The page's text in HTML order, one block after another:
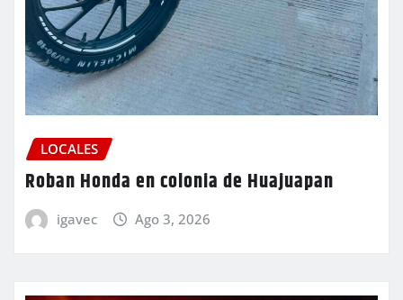
LOCALES
Roban Honda en colonia de Huajuapan
igavec Ago 3, 2026